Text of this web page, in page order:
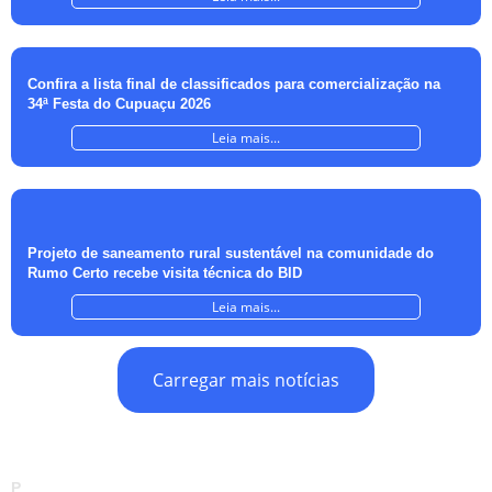
Confira a lista final de classificados para comercialização na
34ª Festa do Cupuaçu 2026
Leia mais...
Projeto de saneamento rural sustentável na comunidade do
Rumo Certo recebe visita técnica do BID
Leia mais...
Carregar mais notícias
P